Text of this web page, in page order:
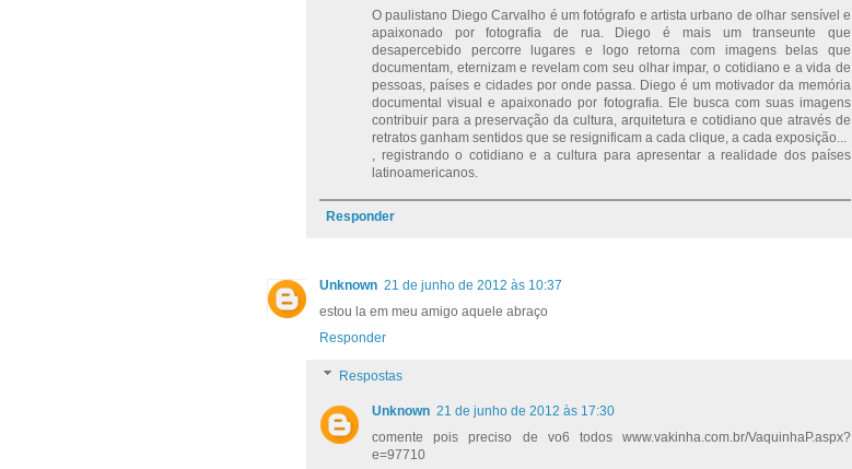
O paulistano Diego Carvalho é um fotógrafo e artista urbano de olhar sensível e
apaixonado por fotografia de rua. Diego é mais um transeunte que
desapercebido percorre lugares e logo retorna com imagens belas que
documentam, eternizam e revelam com seu olhar impar, o cotidiano e a vida de
pessoas, países e cidades por onde passa. Diego é um motivador da memória
documental visual e apaixonado por fotografia. Ele busca com suas imagens
contribuir para a preservação da cultura, arquitetura e cotidiano que através de
retratos ganham sentidos que se resignificam a cada clique, a cada exposição...
, registrando o cotidiano e a cultura para apresentar a realidade dos países
latinoamericanos.
Responder
Unknown 21 de junho de 2012 às 10:37
estou la em meu amigo aquele abraço
Responder
Respostas
Unknown 21 de junho de 2012 às 17:30
comente pois preciso de vo6 todos www.vakinha.com.br/VaquinhaP.aspx?
e=97710